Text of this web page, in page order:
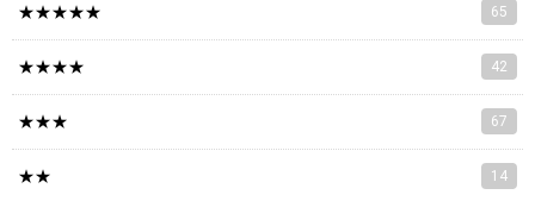
★★★★★ 65
★★★★ 42
★★★ 67
★★ 14